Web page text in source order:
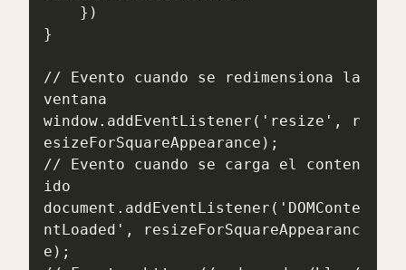
}
// Evento cuando se redimensiona la
ventana
window.addEventListener('resize', r
esizeForSquareAppearance);
// Evento cuando se carga el conten
ido
document.addEventListener('DOMConte
ntLoaded', resizeForSquareAppearanc
e);